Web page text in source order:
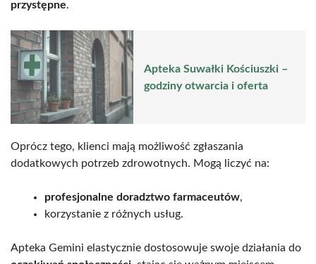
przystępne.
Apteka Suwałki Kościuszki –
godziny otwarcia i oferta
Oprócz tego, klienci mają możliwość zgłaszania
dodatkowych potrzeb zdrowotnych. Mogą liczyć na:
profesjonalne doradztwo farmaceutów,
korzystanie z różnych usług.
Apteka Gemini elastycznie dostosowuje swoje działania do